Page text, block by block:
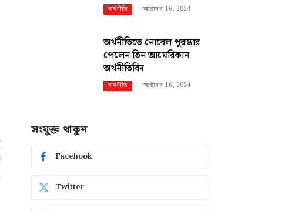
অর্থনীতি অক্টোবর 16, 2024
অর্থনীতিতে নোবেল পুরস্কার
পেলেন তিন আমেরিকান
অর্থনীতিবিদ
অর্থনীতি অক্টোবর 16, 2024
সংযুক্ত থাকুন
Facebook
Twitter